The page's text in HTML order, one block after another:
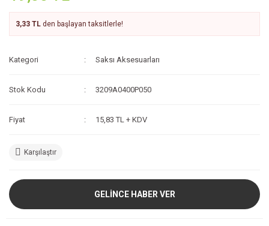
3,33 TL den başlayan taksitlerle!
Kategori Saksı Aksesuarları
Stok Kodu 3209A0400P050
Fiyat 15,83 TL + KDV
Karşılaştır
GELİNCE HABER VER